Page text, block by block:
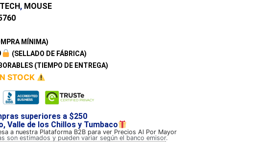
, MOUSE
MÍNIMA)
(SELLADO DE FÁBRICA)
(TIEMPO DE ENTREGA)
STOCK
superiores a $250
Valle de los Chillos y Tumbaco
a nuestra Plataforma B2B para ver Precios Al Por Mayor
son estimados y pueden variar según el banco emisor.